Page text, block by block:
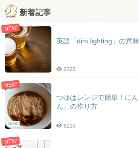
新着記事
NEW
英語「dim lighting」の意
2325
NEW
BLOG
つゆはレンジで簡単！に
ん」の作り方
5215
NEW